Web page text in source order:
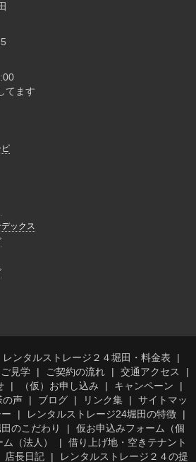
てます
ピ
ックス
レンタルストレージ２４堀田・料金表
ご見学 ご契約の流れ
交通アクセス
（仮）お申し込み
キャンペーン
の声 ブログ リンク集
サイトマッ
レンタルストレージ24堀田の特徴
のこだわり
仮お申込みフォーム（個
（法人）
借り上げ地・空きテナント
店長日記 レンタルストレージ２４の提